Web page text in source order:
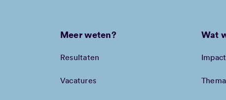
Meer weten?
Resultaten
Vacatures
Wat